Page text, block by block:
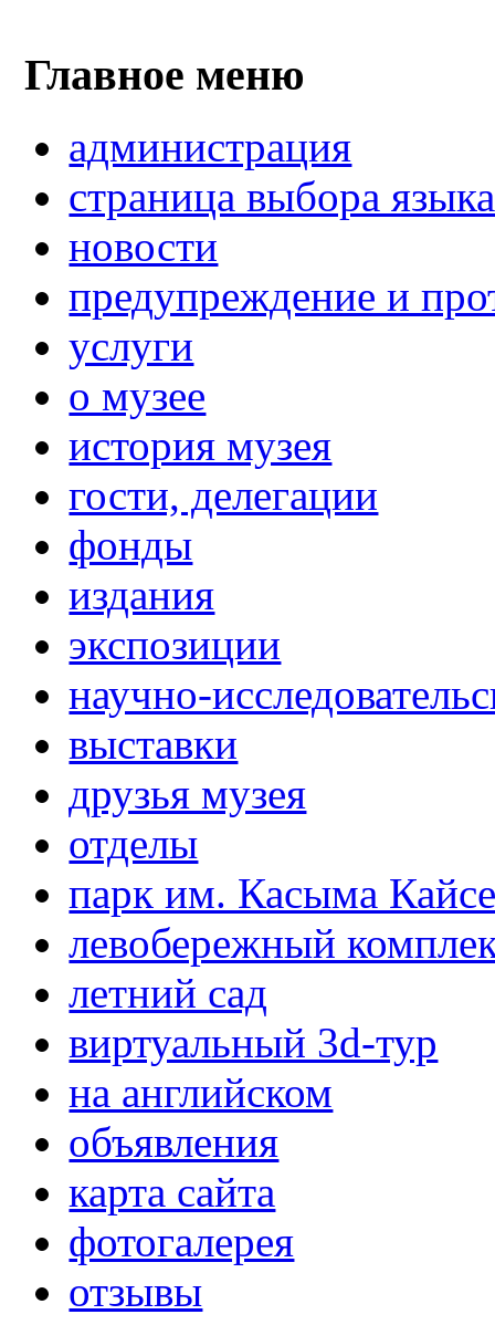
Главное меню
администрация
страница выбора языка
новости
предупреждение и
услуги
о музее
история музея
гости, делегации
фонды
издания
экспозиции
научно-
выставки
друзья музея
отделы
парк им. Касыма
левобережный
летний сад
виртуальный 3d-тур
на английском
объявления
карта сайта
фотогалерея
отзывы